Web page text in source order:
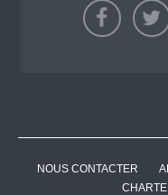
NOUS CONTACTER